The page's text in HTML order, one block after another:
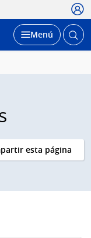
Desplegar
Menú Abrir
esta página